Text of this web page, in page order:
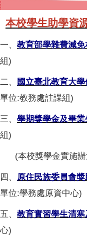
本校學生助學資
一、 教育部學雜費減
組)
二、 國立臺北教育大
單位:教務處註課組)
三、 學期獎學金及畢
組)
(本校獎學金實施辦
四、 原住民族委員會
單位:學務處原資中心)
五、 教育實習學生清
心)